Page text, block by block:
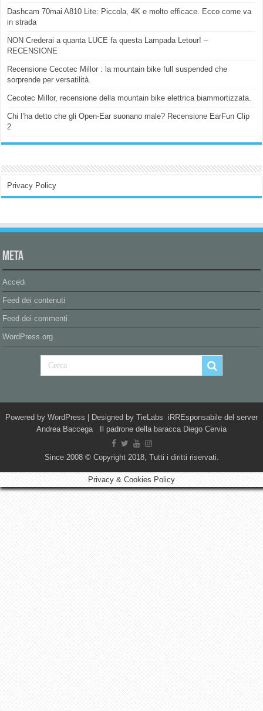
Dashcam 70mai A810 Lite: Piccola, 4K e molto efficace. Ecco come va
in strada
NON Crederai a quanta LUCE fa questa Lampada Letour! –
RECENSIONE
Recensione Cecotec Millor : la mountain bike full suspended che
sorprende per versatilità.
Cecotec Millor, recensione della mountain bike elettrica biammortizzata.
Chi l’ha detto che gli Open-Ear suonano male? Recensione EarFun Clip
2
Privacy Policy
Meta
Accedi
Feed dei contenuti
Feed dei commenti
WordPress.org
Powered by WordPress | Designed by TieLabs iRREsponsabile del server
Andrea Baccega Il padrone della baracca Diego Cervia
Since 2008 © Copyright 2018, Tutti i diritti riservati.
Privacy & Cookies Policy